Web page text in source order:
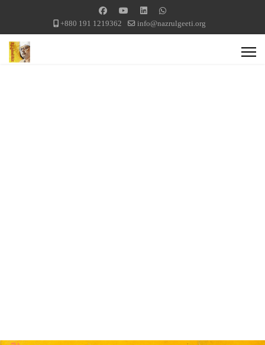
+880 191 1219362 info@nazrulgeeti.org